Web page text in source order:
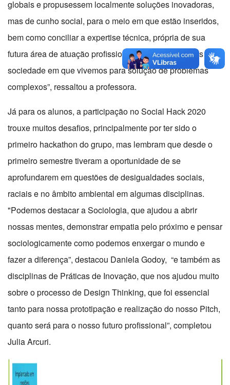
globais e propusessem localmente soluções inovadoras,
mas de cunho social, para o meio em que estão inseridos,
bem como conciliar a expertise técnica, própria de sua
futura área de atuação profissional, com os interesses da
sociedade em que vivemos para solução de problemas
complexos”, ressaltou a professora.
Já para os alunos, a participação no Social Hack 2020
trouxe muitos desafios, principalmente por ter sido o
primeiro hackathon do grupo, mas lembram que desde o
primeiro semestre tiveram a oportunidade de se
aprofundarem em questões de desigualdades sociais,
raciais e no âmbito ambiental em algumas disciplinas.
"Podemos destacar a Sociologia, que ajudou a abrir
nossas mentes, demonstrar empatia pelo próximo e pensar
sociologicamente como podemos enxergar o mundo e
fazer a diferença”, destacou Daniela Godoy, “e também as
disciplinas de Práticas de Inovação, que nos ajudou muito
sobre o processo de Design Thinking, que foi essencial
tanto para nossa prototipação e realização do nosso Pitch,
quanto será para o nosso futuro profissional”, completou
Julia Arcuri.